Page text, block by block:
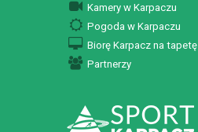
Kamery w Karpaczu
Pogoda w Karpaczu
Biorę Karpacz na tapetę
Partnerzy